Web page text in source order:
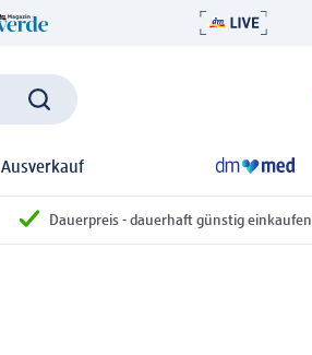
Ausverkauf
Dauerpreis - dauerhaft günstig einkaufen